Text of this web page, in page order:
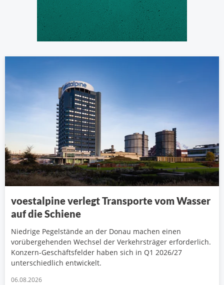
voestalpine verlegt Transporte vom Wasser
auf die Schiene
Niedrige Pegelstände an der Donau machen einen
vorübergehenden Wechsel der Verkehrsträger erforderlich.
Konzern-Geschäftsfelder haben sich in Q1 2026/27
unterschiedlich entwickelt.
06.08.2026